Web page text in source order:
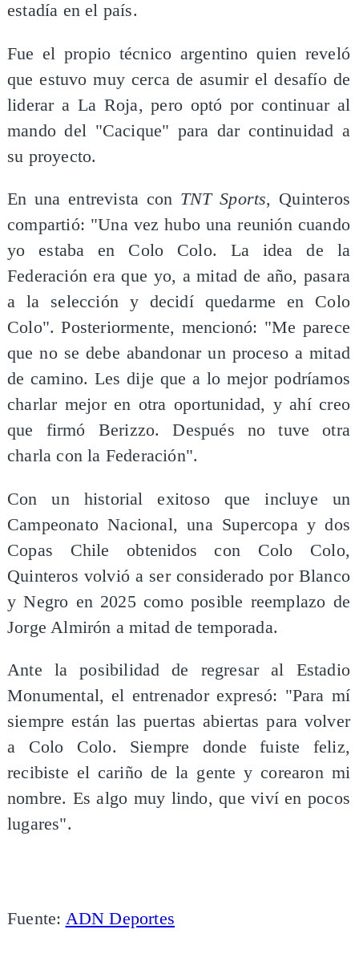
estadía en el país.
Fue el propio técnico argentino quien reveló
que estuvo muy cerca de asumir el desafío de
liderar a La Roja, pero optó por continuar al
mando del "Cacique" para dar continuidad a
su proyecto.
En una entrevista con TNT Sports, Quinteros
compartió: "Una vez hubo una reunión cuando
yo estaba en Colo Colo. La idea de la
Federación era que yo, a mitad de año, pasara
a la selección y decidí quedarme en Colo
Colo". Posteriormente, mencionó: "Me parece
que no se debe abandonar un proceso a mitad
de camino. Les dije que a lo mejor podríamos
charlar mejor en otra oportunidad, y ahí creo
que firmó Berizzo. Después no tuve otra
charla con la Federación".
Con un historial exitoso que incluye un
Campeonato Nacional, una Supercopa y dos
Copas Chile obtenidos con Colo Colo,
Quinteros volvió a ser considerado por Blanco
y Negro en 2025 como posible reemplazo de
Jorge Almirón a mitad de temporada.
Ante la posibilidad de regresar al Estadio
Monumental, el entrenador expresó: "Para mí
siempre están las puertas abiertas para volver
a Colo Colo. Siempre donde fuiste feliz,
recibiste el cariño de la gente y corearon mi
nombre. Es algo muy lindo, que viví en pocos
lugares".
Fuente: ADN Deportes